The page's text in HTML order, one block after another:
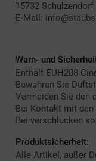
15732 Schulzendorf
E-Mail:
Warn- und
Enthält EUH208
Bewahren Sie
Vermeiden Sie den
Bei Kontakt mit
Bei verschlucken
Produktsicherheit:
Alle Artikel, außer